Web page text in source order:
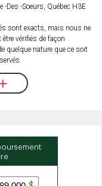
Des -Soeurs, Québec H3E
sont exacts, mais nous ne
vérifiés de façon
quelque nature que ce soit